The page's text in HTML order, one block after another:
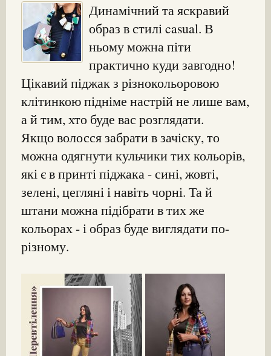
Динамічний та яскравий
образ в стилі casual. В
ньому можна піти
практично куди завгодно!
Цікавий піджак з різнокольоровою
клітинкою підніме настрій не лише вам,
а й тим, хто буде вас розглядати.
Якщо волосся забрати в зачіску, то
можна одягнути кульчики тих кольорів,
які є в принті піджака - сині, жовті,
зелені, цегляні і навіть чорні. Та й
штани можна підібрати в тих же
кольорах - і образ буде виглядати по-
різному.